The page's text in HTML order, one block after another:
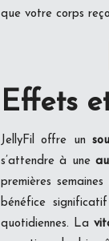
que votre corps
Effets
JellyFil offre un
s’attendre à une
premières
bénéfice
quotidiennes. La